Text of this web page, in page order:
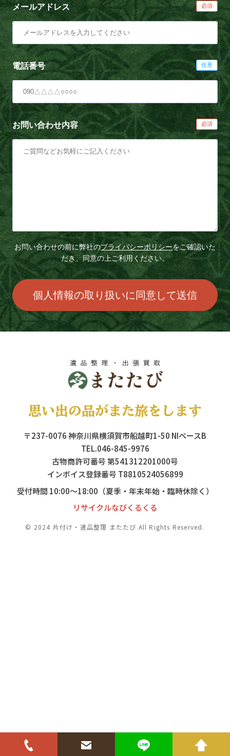
メールアドレス
電話番号
お問い合わせ内容
お問い合わせの前に弊社のプライバシーポリシーをご確認いた
だき、同意の上ご利用ください。
電話でお問い合わせメールでお問い合わせLINEでお問い
思い出の品がまた旅をします
〒237-0076 神奈川県横須賀市船越町1-50 NIベースB
TEL.046-845-9976
古物商許可番号 第541312201000号
インボイス登録番号 T8810524056899
受付時間 10:00～18:00（夏季・年末年始・臨時休除く）
リサイクルなびくるくる
© 2024 片付け・遺品整理 またたび All Rights Reserved.